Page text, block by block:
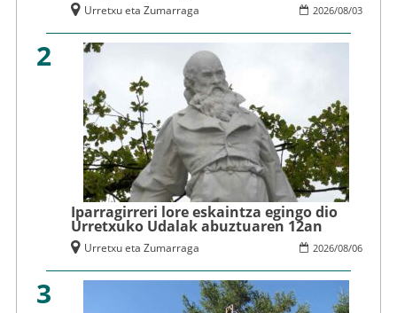
2026/08/03
Urretxu eta Zumarraga
2
Iparragirreri lore eskaintza egingo dio
Urretxuko Udalak abuztuaren 12an
2026/08/06
Urretxu eta Zumarraga
3